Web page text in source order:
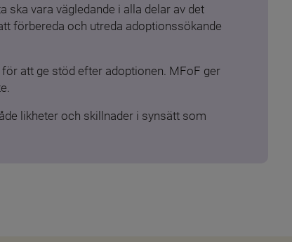
vara vägledande i alla delar av det
förbereda och utreda adoptionssökande
att ge stöd efter adoptionen. MFoF ger
likheter och skillnader i synsätt som